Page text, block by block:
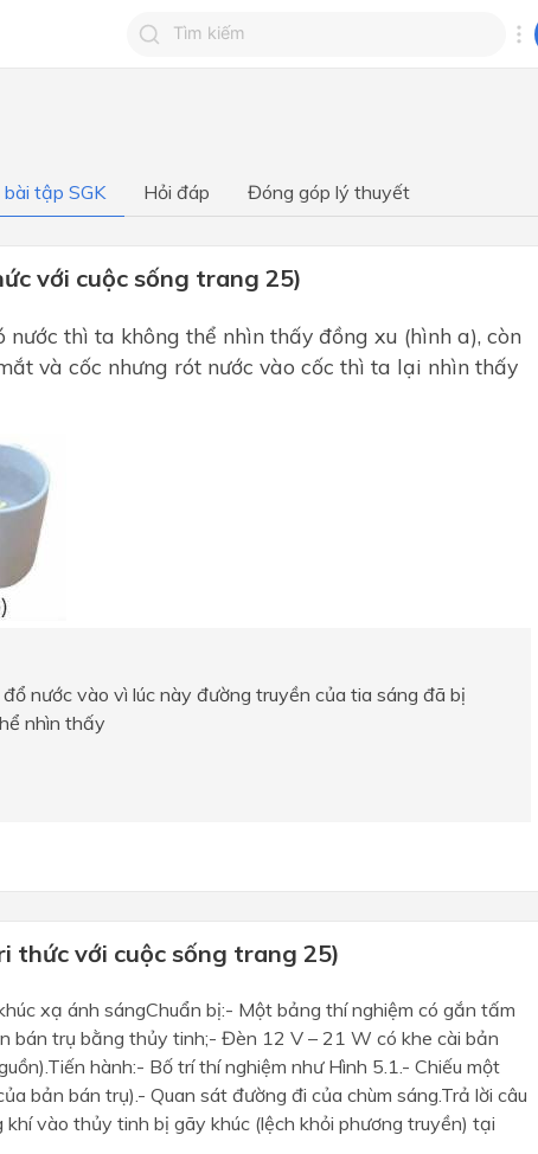
bài tập SGK Hỏi đáp Đóng góp lý thuyết
với cuộc sống trang 25)
thì ta không thể nhìn thấy đồng xu (hình a), còn
và cốc nhưng rót nước vào cốc thì ta lại nhìn thấy
nước vào vì lúc này đường truyền của tia sáng đã bị
nhìn thấy
thức với cuộc sống trang 25)
xạ ánh sángChuẩn bị:- Một bảng thí nghiệm có gắn tấm
bán trụ bằng thủy tinh;- Đèn 12 V – 21 W có khe cài bản
hành:- Bố trí thí nghiệm như Hình 5.1.- Chiếu một
bản bán trụ).- Quan sát đường đi của chùm sáng.Trả lời câu
khí vào thủy tinh bị gãy khúc (lệch khỏi phương truyền) tại